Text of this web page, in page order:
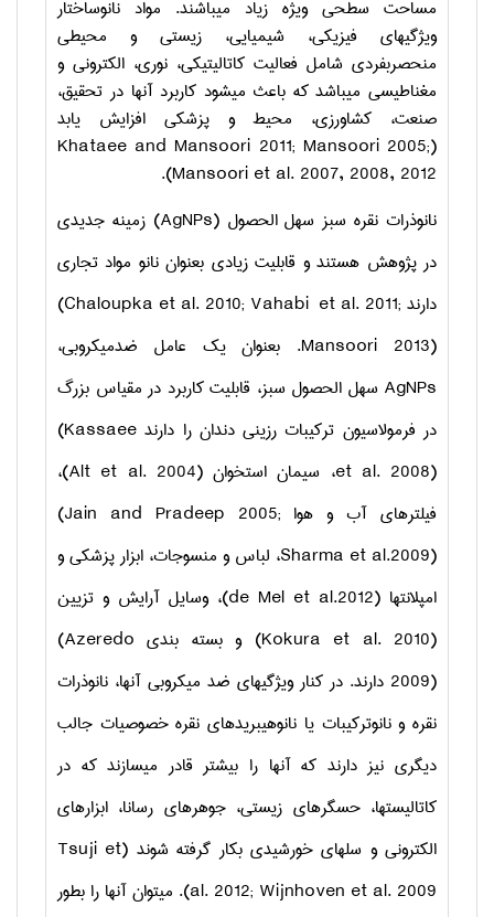
مساحت سطحی ویژه زیاد می­باشند. مواد نانوساختار
ویژگیهای فیزیکی، شیمیایی، زیستی و محیطی
منحصربفردی شامل فعالیت کاتالیتیکی، نوری، الکترونی و
مغناطیسی می­باشد که باعث می­شود کاربرد آنها در تحقیق،
صنعت، کشاورزی، محیط و پزشکی افزایش یابد
(
Khataee and Mansoori 2011; Mansoori 2005;
Mansoori et al. 2007, 2008, 2012
).
نانوذرات نقره سبز سهل الحصول(AgNPs) زمینه جدیدی
در پژوهش هستند و قابلیت زیادی بعنوان نانو مواد تجاری
دارند (Chaloupka et al. 2010; Vahabi et al. 2011;
Mansoori 2013). بعنوان یک عامل ضدمیکروبی،
AgNPs سهل الحصول سبز، قابلیت کاربرد در مقیاس بزرگ
در فرمولاسیون ترکیبات رزینی دندان را دارند (Kassaee
et al. 2008)، سیمان استخوان(Alt et al. 2004)،
فیلترهای آب و هوا (Jain and Pradeep 2005;
Sharma et al.2009)، لباس و منسوجات، ابزار پزشکی و
امپلانت­ها (de Mel et al.2012)، وسایل آرایش و تزیین
(Kokura et al. 2010) و بسته بندی (Azeredo
2009) دارند. در کنار ویژگیهای ضد میکروبی آنها، نانوذرات
نقره و نانوترکیبات یا نانوهیبریدهای نقره خصوصیات جالب
دیگری نیز دارند که آنها را بیشتر قادر می­سازند که در
کاتالیستها، حسگرهای زیستی، جوهرهای رسانا، ابزارهای
الکترونی و سلهای خورشیدی بکار گرفته شوند (Tsuji et
al. 2012; Wijnhoven et al. 2009). می­توان آنها را بطور